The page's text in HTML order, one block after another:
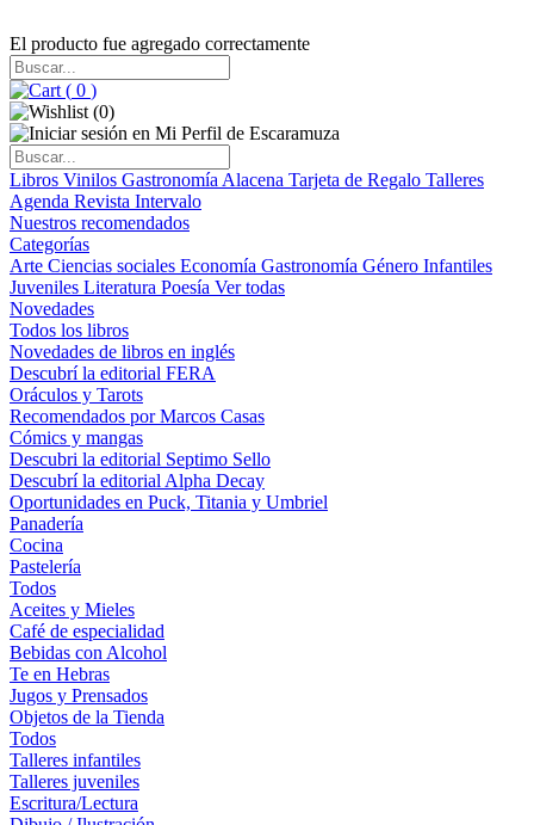
El producto fue agregado correctamente
( 0 )
(0)
Libros Vinilos Gastronomía Alacena Tarjeta de Regalo Talleres
Agenda Revista Intervalo
Nuestros recomendados
Categorías
Arte Ciencias sociales Economía Gastronomía Género Infantiles
Juveniles Literatura Poesía Ver todas
Novedades
Todos los libros
Novedades de libros en inglés
Descubrí la editorial FERA
Oráculos y Tarots
Recomendados por Marcos Casas
Cómics y mangas
Descubri la editorial Septimo Sello
Descubrí la editorial Alpha Decay
Oportunidades en Puck, Titania y Umbriel
Panadería
Cocina
Pastelería
Todos
Aceites y Mieles
Café de especialidad
Bebidas con Alcohol
Te en Hebras
Jugos y Prensados
Objetos de la Tienda
Todos
Talleres infantiles
Talleres juveniles
Escritura/Lectura